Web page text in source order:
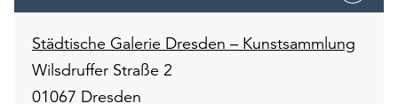
Städtische Galerie Dresden – Kunstsammlung
Wilsdruffer Straße 2
01067 Dresden